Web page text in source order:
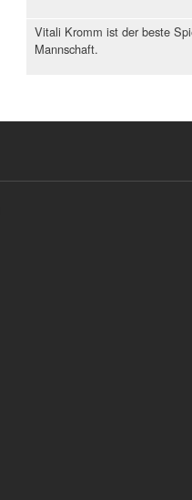
Vitali Kromm ist der beste
Mannschaft.